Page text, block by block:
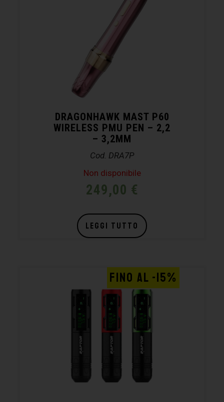
DRAGONHAWK MAST P60
WIRELESS PMU PEN – 2,2
– 3,2MM
Cod. DRA7P
Non disponibile
249,00 €
LEGGI TUTTO
FINO AL -15%